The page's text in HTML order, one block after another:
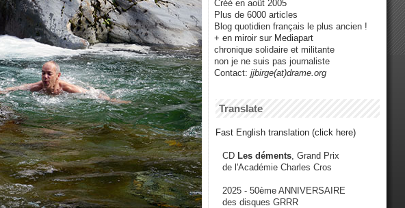
Créé en août 2005
Plus de 6000 articles
Blog quotidien français le plus ancien !
+ en miroir sur Mediapart
chronique solidaire et militante
non je ne suis pas journaliste
Contact: jjbirge(at)drame.org
Translate
Fast English translation (click here)
CD Les déments , Grand Prix
de l'Académie Charles Cros
2025 - 50ème ANNIVERSAIRE
des disques GRRR